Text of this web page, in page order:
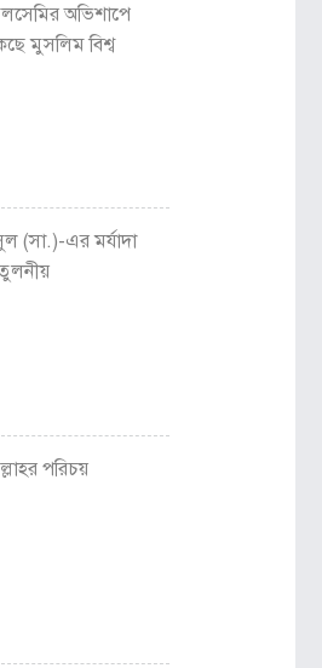
অভিশাপে
মুসলিম বিশ্ব
(সা.)-এর মর্যাদা
পরিচয়